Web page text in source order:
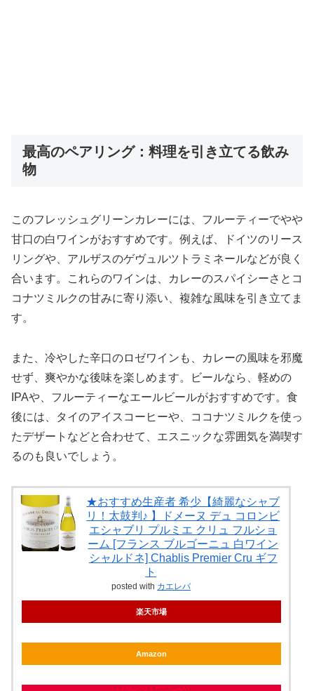
最高のペアリング：料理を引き立てる飲み
物
このフレッシュグリーンカレーには、フルーティーでやや
甘口の白ワインがおすすめです。例えば、ドイツのリース
リングや、アルザスのゲヴュルツトラミネールなどが良く
合います。これらのワインは、カレーのスパイシーさとコ
コナツミルクの甘みに寄り添い、複雑な風味を引き立てま
す。
また、冷やした辛口のロゼワインも、カレーの風味を邪魔
せず、爽やかな後味を楽しめます。ビールなら、軽めの
IPAや、フルーティーなエールビールがおすすめです。食
後には、タイのアイスコーヒーや、ココナツミルクを使っ
たデザートなどと合わせて、エスニックな雰囲気を満喫す
るのも良いでしょう。
★おすすめ生産者 希少【綺麗なシャブ
リ！太鼓判♪ 】ドメーヌ デュ コロンビ
エシャブリ プルミエ クリュ フルショ
ーム [フランス ブルゴーニュ 白ワイン
シャルドネ] Chablis Premier Cru ギフ
ト
posted with カエレバ
楽天市場
Amazon